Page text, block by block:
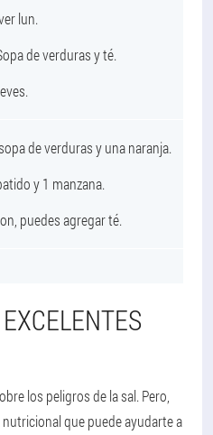
lun.
de verduras y té.
de verduras y una naranja.
y 1 manzana.
puedes agregar té.
los peligros de la sal. Pero,
que puede ayudarte a